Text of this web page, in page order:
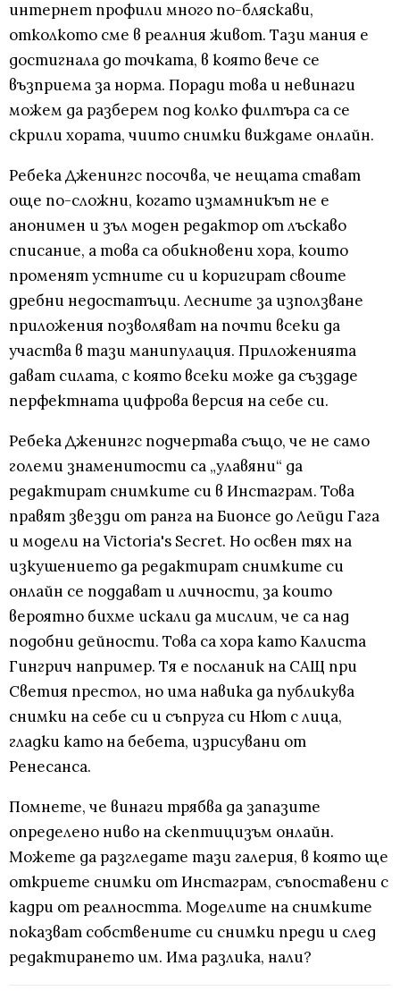
интернет профили много по-бляскави,
отколкото сме в реалния живот. Тази мания е
достигнала до точката, в която вече се
възприема за норма. Поради това и невинаги
можем да разберем под колко филтъра са се
скрили хората, чиито снимки виждаме онлайн.
Ребека Дженингс посочва, че нещата стават
още по-сложни, когато измамникът не е
анонимен и зъл моден редактор от лъскаво
списание, а това са обикновени хора, които
променят устните си и коригират своите
дребни недостатъци. Лесните за използване
приложения позволяват на почти всеки да
участва в тази манипулация. Приложенията
дават силата, с която всеки може да създаде
перфектната цифрова версия на себе си.
Ребека Дженингс подчертава също, че не само
големи знаменитости са „улавяни“ да
редактират снимките си в Инстаграм. Това
правят звезди от ранга на Бионсе до Лейди Гага
и модели на Victoria's Secret. Но освен тях на
изкушението да редактират снимките си
онлайн се поддават и личности, за които
вероятно бихме искали да мислим, че са над
подобни дейности. Това са хора като Калиста
Гингрич например. Тя е посланик на САЩ при
Светия престол, но има навика да публикува
снимки на себе си и съпруга си Нют с лица,
гладки като на бебета, изрисувани от
Ренесанса.
Помнете, че винаги трябва да запазите
определено ниво на скептицизъм онлайн.
Можете да разгледате тази галерия, в която ще
откриете снимки от Инстаграм, съпоставени с
кадри от реалността. Моделите на снимките
показват собствените си снимки преди и след
редактирането им. Има разлика, нали?